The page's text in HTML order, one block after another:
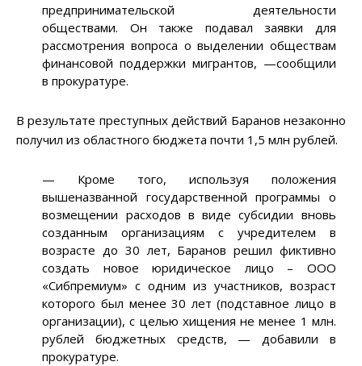
предпринимательской деятельности
обществами. Он также подавал заявки для
рассмотрения вопроса о выделении обществам
финансовой поддержки мигрантов, —сообщили
в прокуратуре.
В результате преступных действий Баранов незаконно
получил из областного бюджета почти 1,5 млн рублей.
— Кроме того, используя положения
вышеназванной государственной программы о
возмещении расходов в виде субсидии вновь
созданным организациям с учредителем в
возрасте до 30 лет, Баранов решил фиктивно
создать новое юридическое лицо – ООО
«Сибпремиум» с одним из участников, возраст
которого был менее 30 лет (подставное лицо в
организации), с целью хищения не менее 1 млн.
рублей бюджетных средств, — добавили в
прокуратуре.